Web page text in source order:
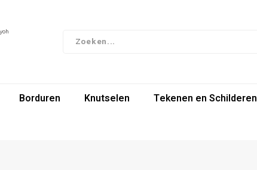
Borduren Knutselen Tekenen en Schilderen